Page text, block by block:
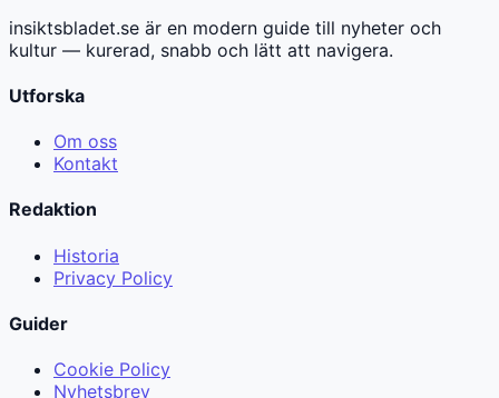
insiktsbladet.se är en modern guide till nyheter och
kultur — kurerad, snabb och lätt att navigera.
Utforska
Om oss
Kontakt
Redaktion
Historia
Privacy Policy
Guider
Cookie Policy
Nyhetsbrev